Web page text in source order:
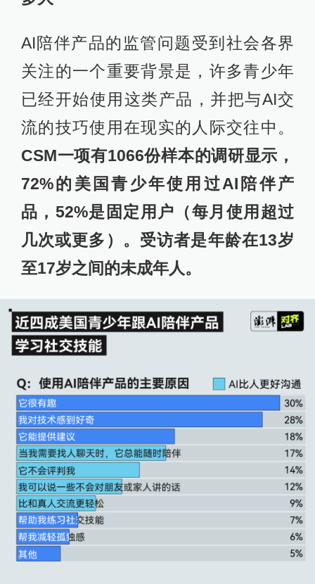
AI陪伴产品的监管问题受到社会各界
关注的一个重要背景是，许多青少年
已经开始使用这类产品，并把与AI交
流的技巧使用在现实的人际交往中。
CSM一项有1066份样本的调研显示，
72%的美国青少年使用过AI陪伴产
品，52%是固定用户（每月使用超过
几次或更多）。受访者是年龄在13岁
至17岁之间的未成年人。